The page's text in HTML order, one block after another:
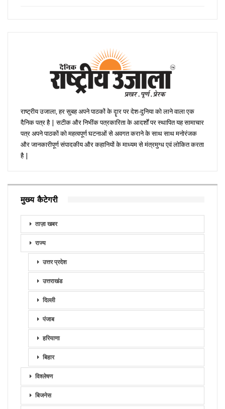
राष्ट्रीय उजाला, हर सुबह अपने पाठकों के दॄार पर देश-दुनिया को लाने वाला एक
दैनिक पत्र है | सटीक और निभींक पत्रकारिता के आदर्शों पर स्थापित यह सामाचार
पत्र अपने पाठकों को महत्वपूर्ण घटनाओं से अवगत कराने के साथ साथ मनोरंजक
और जानकारीपूर्ण संपादकीय और कहानियों के माध्यम से मंत्रमुग्ध एवं लोकित करता
है |
मुख्य कैटेगरी
ताज़ा खबर
राज्य
उत्तर प्रदेश
उत्तराखंड
दिल्ली
पंजाब
हरियाणा
बिहार
विश्लेषण
बिजनेस